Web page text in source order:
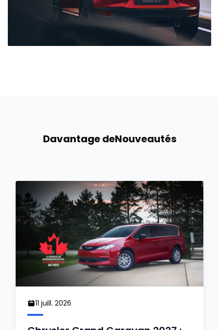
Davantage deNouveautés
11 juill. 2026